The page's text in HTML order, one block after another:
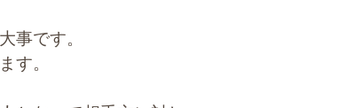
事です。
す。